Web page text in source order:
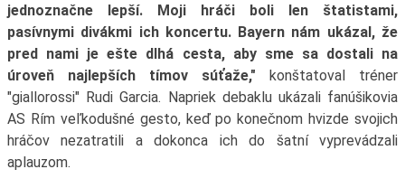
jednoznačne lepší. Moji hráči boli len štatistami,
pasívnymi divákmi ich koncertu. Bayern nám ukázal, že
pred nami je ešte dlhá cesta, aby sme sa dostali na
úroveň najlepších tímov súťaže," konštatoval tréner
"giallorossi" Rudi Garcia. Napriek debaklu ukázali fanúšikovia
AS Rím veľkodušné gesto, keď po konečnom hvizde svojich
hráčov nezatratili a dokonca ich do šatní vyprevádzali
aplauzom.